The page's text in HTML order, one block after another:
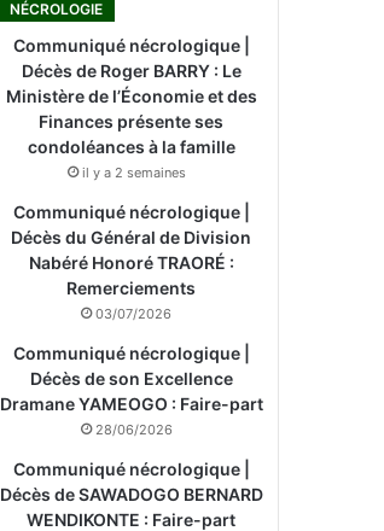
NÉCROLOGIE
Communiqué nécrologique |
Décès de Roger BARRY : Le
Ministère de l’Économie et des
Finances présente ses
condoléances à la famille
il y a 2 semaines
Communiqué nécrologique |
Décès du Général de Division
Nabéré Honoré TRAORÉ :
Remerciements
03/07/2026
Communiqué nécrologique |
Décès de son Excellence
Dramane YAMEOGO : Faire-part
28/06/2026
Communiqué nécrologique |
Décès de SAWADOGO BERNARD
WENDIKONTE : Faire-part